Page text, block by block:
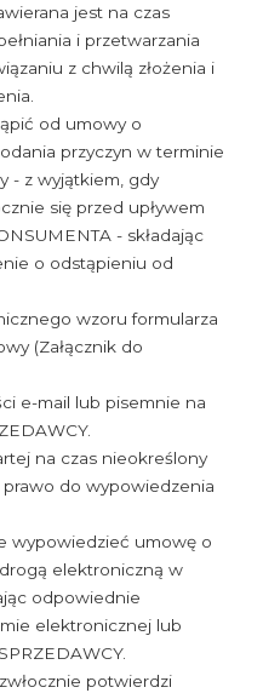
jest na czas
i przetwarzania
z chwilą złożenia i
od umowy o
przyczyn w terminie
- z wyjątkiem, gdy
się przed upływem
- składając
o odstąpieniu od
wzoru formularza
(Załącznik do
e-mail lub pisemnie na
na czas nieokreślony
do wypowiedzenia
wypowiedzieć umowę o
elektroniczną w
odpowiednie
elektronicznej lub
potwierdzi